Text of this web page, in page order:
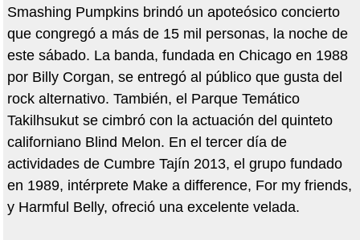
Smashing Pumpkins brindó un apoteósico concierto
que congregó a más de 15 mil personas, la noche de
este sábado. La banda, fundada en Chicago en 1988
por Billy Corgan, se entregó al público que gusta del
rock alternativo. También, el Parque Temático
Takilhsukut se cimbró con la actuación del quinteto
californiano Blind Melon. En el tercer día de
actividades de Cumbre Tajín 2013, el grupo fundado
en 1989, intérprete Make a difference, For my friends,
y Harmful Belly, ofreció una excelente velada.